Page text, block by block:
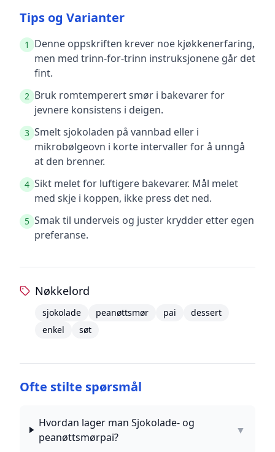
Tips og Varianter
1
Denne oppskriften krever noe kjøkkenerfaring,
men med trinn-for-trinn instruksjonene går det
fint.
2 Bruk romtemperert smør i bakevarer for
jevnere konsistens i deigen.
3 Smelt sjokoladen på vannbad eller i
mikrobølgeovn i korte intervaller for å unngå
at den brenner.
4 Sikt melet for luftigere bakevarer. Mål melet
med skje i koppen, ikke press det ned.
5 Smak til underveis og juster krydder etter egen
preferanse.
Nøkkelord
sjokolade peanøttsmør pai
dessert
enkel
søt
Ofte stilte spørsmål
Hvordan lager man Sjokolade- og
peanøttsmørpai?
▼